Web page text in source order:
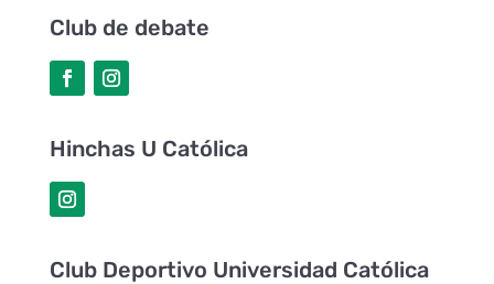
Club de debate
Hinchas U Católica
Club Deportivo Universidad Católica